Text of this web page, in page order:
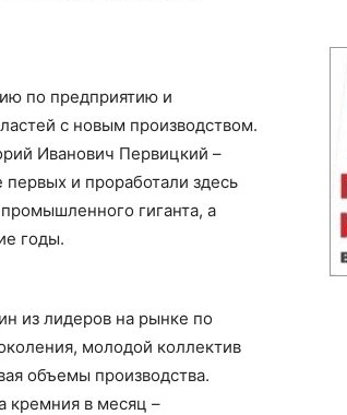
по предприятию и
с новым производством.
Иванович Первицкий –
и проработали здесь
гиганта, а
годы.
из лидеров на рынке по
молодой коллектив
объемы производства.
кремния в месяц –